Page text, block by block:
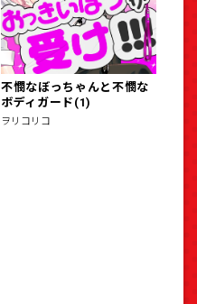
不憫なぼっちゃんと不憫な
ボディガード(1)
ヲリコリコ